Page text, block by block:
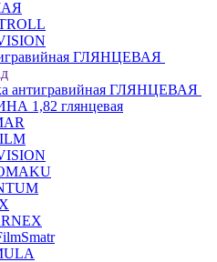
ГЛЯНЦЕВАЯ
антигравийная ГЛЯНЦЕВАЯ
1,82 глянцевая